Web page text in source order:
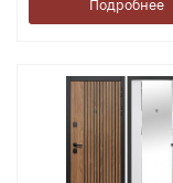
Подробнее